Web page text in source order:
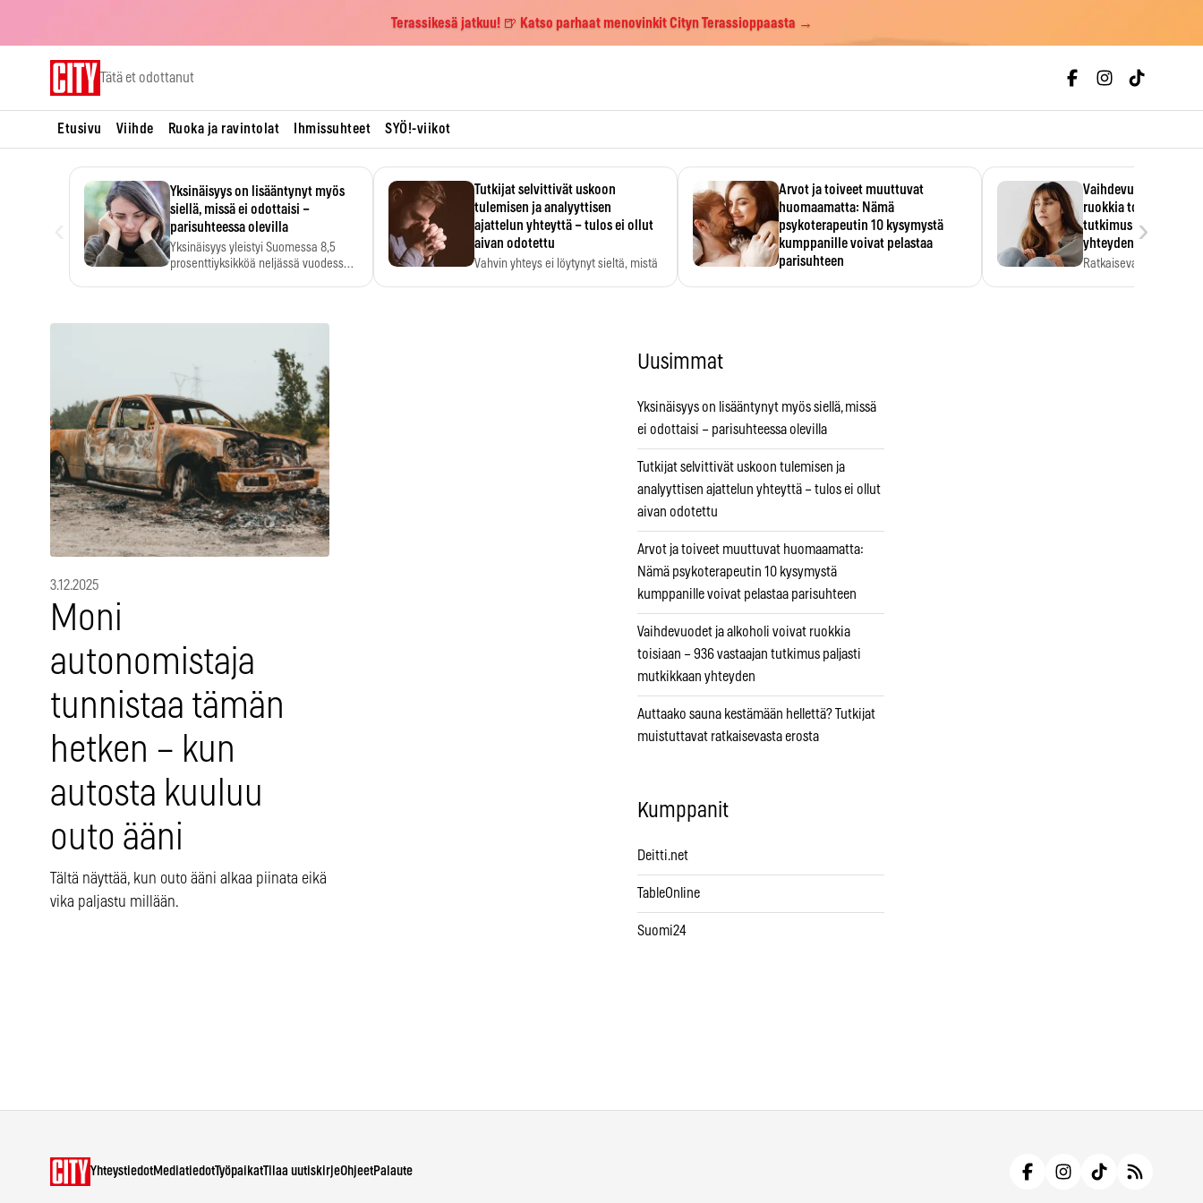
Terassikesä jatkuu! 🍺 Katso parhaat menovinkit Cityn Terassioppaasta →
Tätä et odottanut
Etusivu Viihde Ruoka ja ravintolat Ihmissuhteet SYÖ!-viikot
Yksinäisyys on lisääntynyt myös
siellä, missä ei odottaisi –
parisuhteessa olevilla
Yksinäisyys yleistyi Suomessa 8,5
prosenttiyksikköä neljässä vuodessa.
Tutkijat selvittivät uskoon
tulemisen ja analyyttisen
ajattelun yhteyttä – tulos ei ollut
aivan odotettu
Vahvin yhteys ei löytynyt sieltä, mistä
Arvot ja toiveet muuttuvat
huomaamatta: Nämä
psykoterapeutin 10 kysymystä
kumppanille voivat pelastaa
parisuhteen
Vaihdevuodet ja
ruokkia toisiaan –
tutkimus paljasti
yhteyden
Ratkaiseva tekijä ei
›
3.12.2025
Moni
autonomistaja
tunnistaa tämän
hetken – kun
autosta kuuluu
outo ääni
Tältä näyttää, kun outo ääni alkaa piinata eikä
vika paljastu millään.
Uusimmat
Yksinäisyys on lisääntynyt myös siellä, missä
ei odottaisi – parisuhteessa olevilla
Tutkijat selvittivät uskoon tulemisen ja
analyyttisen ajattelun yhteyttä – tulos ei ollut
aivan odotettu
Arvot ja toiveet muuttuvat huomaamatta:
Nämä psykoterapeutin 10 kysymystä
kumppanille voivat pelastaa parisuhteen
Vaihdevuodet ja alkoholi voivat ruokkia
toisiaan – 936 vastaajan tutkimus paljasti
mutkikkaan yhteyden
Auttaako sauna kestämään hellettä? Tutkijat
muistuttavat ratkaisevasta erosta
Kumppanit
Deitti.net
TableOnline
Suomi24
YhteystiedotMediatiedotTyöpaikatTilaa uutiskirjeOhjeetPalaute